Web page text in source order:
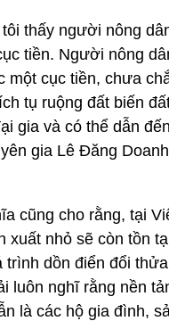
thấy người nông
tiền. Người nông
một cục tiền, chưa
tụ ruộng đất biến
gia và có thể dẫn
gia Lê Đăng
cũng cho rằng, tại
xuất nhỏ sẽ còn tồn
trình dồn điển đổi
luôn nghĩ rằng nền
là các hộ gia đình,